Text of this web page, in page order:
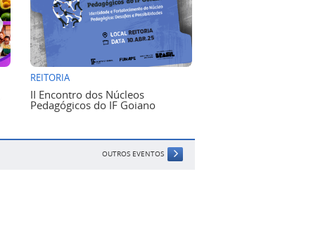
REITORIA
II Encontro dos Núcleos
Pedagógicos do IF Goiano
OUTROS EVENTOS